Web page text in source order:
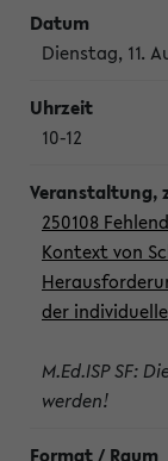
Dienstag, 11.
10-12
250108
Kontext von
der
M.Ed.ISP SF:
werden!